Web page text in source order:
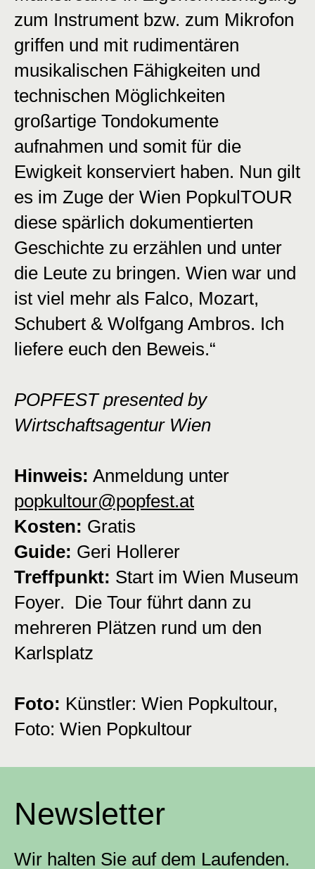
zum Instrument bzw. zum Mikrofon
griffen und mit rudimentären
musikalischen Fähigkeiten und
technischen Möglichkeiten
großartige Tondokumente
aufnahmen und somit für die
Ewigkeit konserviert haben. Nun gilt
es im Zuge der Wien PopkulTOUR
diese spärlich dokumentierten
Geschichte zu erzählen und unter
die Leute zu bringen. Wien war und
ist viel mehr als Falco, Mozart,
Schubert & Wolfgang Ambros. Ich
liefere euch den Beweis.“
POPFEST presented by
Wirtschaftsagentur Wien
Hinweis: Anmeldung unter
popkultour@popfest.at
Kosten: Gratis
Guide: Geri Hollerer
Treffpunkt: Start im Wien Museum
Foyer. Die Tour führt dann zu
mehreren Plätzen rund um den
Karlsplatz
Foto: Künstler: Wien Popkultour,
Foto: Wien Popkultour
Newsletter
Wir halten Sie auf dem Laufenden.